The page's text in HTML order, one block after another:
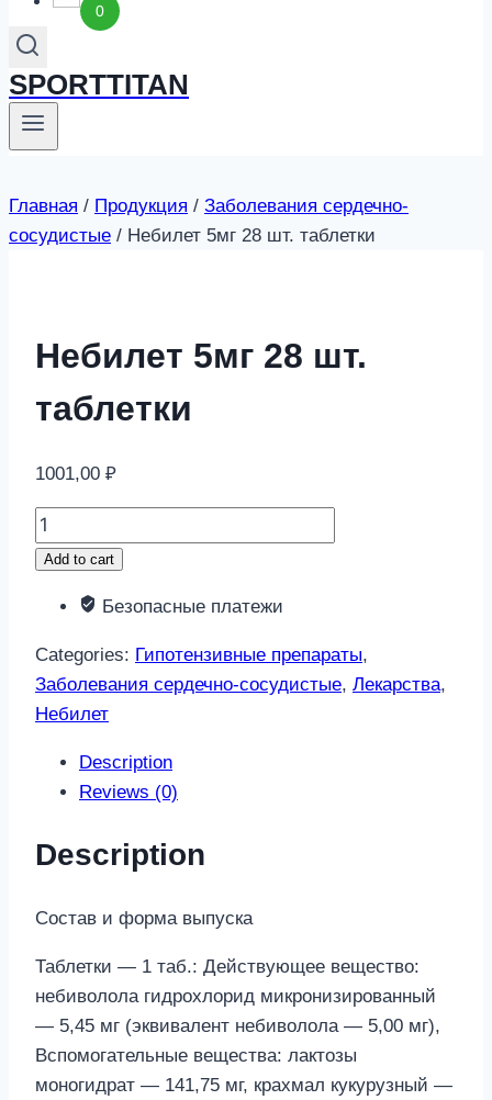
0
SPORTTITAN
Главная / Продукция / Заболевания сердечно-
сосудистые / Небилет 5мг 28 шт. таблетки
Небилет 5мг 28 шт.
таблетки
1001,00 ₽
Небилет
5мг
шт.
quantity
Add to cart
Безопасные платежи
Categories: Гипотензивные препараты,
Заболевания сердечно-сосудистые, Лекарства,
Небилет
Description
Reviews (0)
Description
Состав и форма выпуска
Таблетки — 1 таб.: Действующее вещество:
небиволола гидрохлорид микронизированный
— 5,45 мг (эквивалент небиволола — 5,00 мг),
Вспомогательные вещества: лактозы
моногидрат — 141,75 мг, крахмал кукурузный —